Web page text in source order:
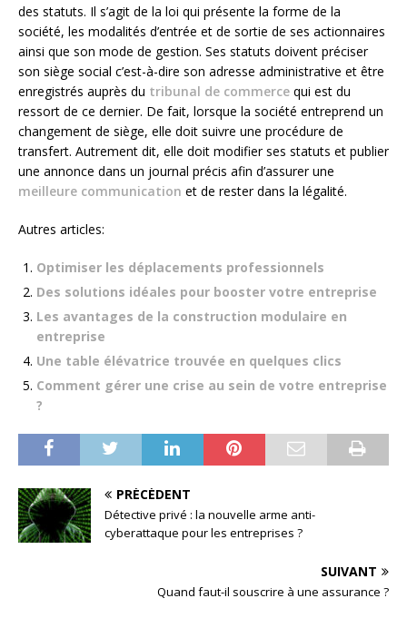
des statuts. Il s’agit de la loi qui présente la forme de la
société, les modalités d’entrée et de sortie de ses actionnaires
ainsi que son mode de gestion. Ses statuts doivent préciser
son siège social c’est-à-dire son adresse administrative et être
enregistrés auprès du tribunal de commerce qui est du
ressort de ce dernier. De fait, lorsque la société entreprend un
changement de siège, elle doit suivre une procédure de
transfert. Autrement dit, elle doit modifier ses statuts et publier
une annonce dans un journal précis afin d’assurer une
meilleure communication et de rester dans la légalité.
Autres articles:
Optimiser les déplacements professionnels
Des solutions idéales pour booster votre entreprise
Les avantages de la construction modulaire en
entreprise
Une table élévatrice trouvée en quelques clics
Comment gérer une crise au sein de votre entreprise
?
PRÉCÉDENT
Détective privé : la nouvelle arme anti-
cyberattaque pour les entreprises ?
SUIVANT
Quand faut-il souscrire à une assurance ?